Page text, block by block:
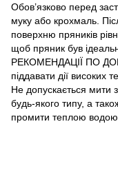
Обов’язково перед
муку або крохмаль.
поверхню пряників
щоб пряник був
РЕКОМЕНДАЦІЇ ПО
піддавати дії високих
Не допускається мити
будь-якого типу, а
промити теплою водою